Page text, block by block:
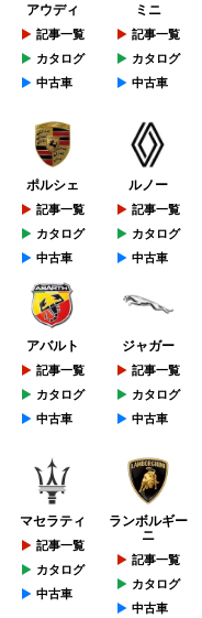
アウディ
記事一覧
カタログ
中古車
ミニ
記事一覧
カタログ
中古車
ポルシェ
記事一覧
カタログ
中古車
ルノー
記事一覧
カタログ
中古車
アバルト
記事一覧
カタログ
中古車
ジャガー
記事一覧
カタログ
中古車
マセラティ
記事一覧
カタログ
中古車
ランボルギー
ニ
記事一覧
カタログ
中古車